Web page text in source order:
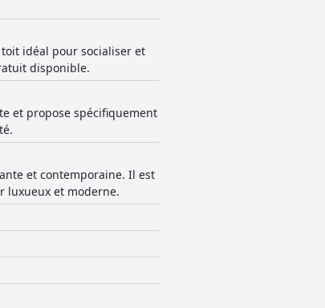
supplémentaires
concernant
combinaison de
en fait un choix
idéal pour socialiser et
disponible.
et propose spécifiquement
et contemporaine. Il est
luxueux et moderne.